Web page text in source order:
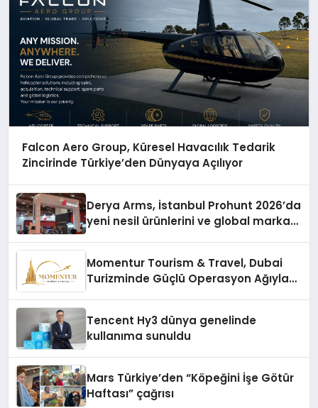
Falcon Aero Group, Küresel Havacılık Tedarik
Zincirinde Türkiye’den Dünyaya Açılıyor
Derya Arms, İstanbul Prohunt 2026’da
yeni nesil ürünlerini ve global marka
Momentur Tourism & Travel, Dubai
Turizminde Güçlü Operasyon Ağıyla
Tencent Hy3 dünya genelinde
kullanıma sunuldu
Mars Türkiye’den “Köpeğini İşe Götür
Haftası” çağrısı